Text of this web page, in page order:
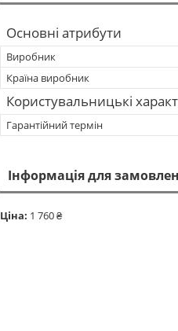
Основні атрибути
Виробник
Країна виробник
Користувальницькі
Гарантійний термін
Інформація для
Ціна: 1 760 ₴